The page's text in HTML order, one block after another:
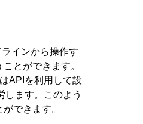
インから操作す
とができます。
APIを利用して設
します。このよう
できます。